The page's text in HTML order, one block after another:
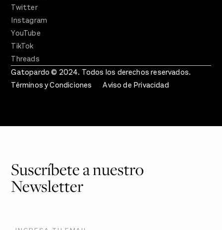
Twitter
Instagram
YouTube
TikTok
Threads
Gatopardo © 2024. Todos los derechos reservados.
Términos y Condiciones
Aviso de Privacidad
Suscríbete a nuestro
Newsletter